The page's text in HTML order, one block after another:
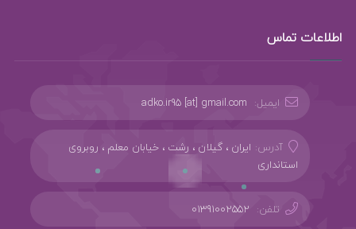
اطلاعات تماس
ایمیل: adko.ir95 [at] gmail.com
آدرس: ایران ، گیلان ، رشت ، خیابان معلم ، روبروی
استانداری
تلفن: 01391002552